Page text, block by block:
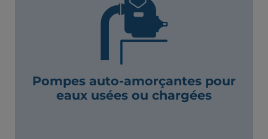
Pompes auto-amorçantes pour
eaux usées ou chargées